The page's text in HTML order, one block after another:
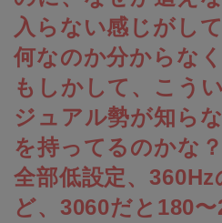
入らない感じがし
何なのか分からなく
もしかして、こう
ジュアル勢が知ら
を持ってるのかな
全部低設定、
ど、3060だと180